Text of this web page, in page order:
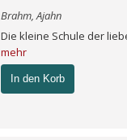
Brahm, Ajahn
Die kleine Schule der
mehr
In den Korb